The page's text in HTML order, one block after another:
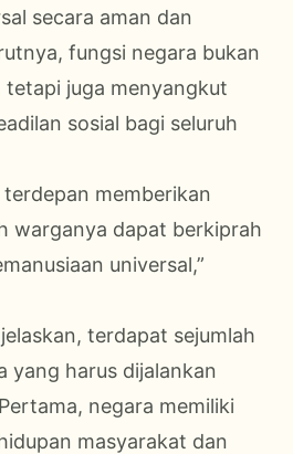
secara aman dan
fungsi negara bukan
juga menyangkut
sosial bagi seluruh
memberikan
warganya dapat berkiprah
universal,”
terdapat sejumlah
yang harus dijalankan
negara memiliki
masyarakat dan